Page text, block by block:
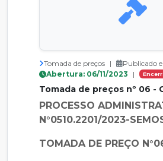
Tomada de preços | Publicado
Abertura: 06/11/2023
|
Tomada de preços nº 06 -
PROCESSO
N°0510.2201/2023-
TOMADA DE PREÇO